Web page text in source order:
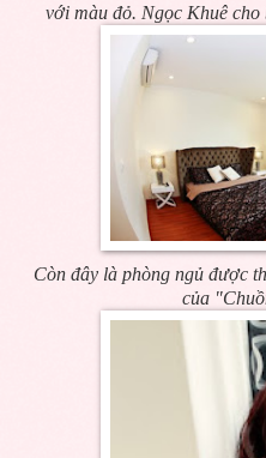
với màu đỏ. Ngọc Khuê
Còn đây là phòng ngủ được
của